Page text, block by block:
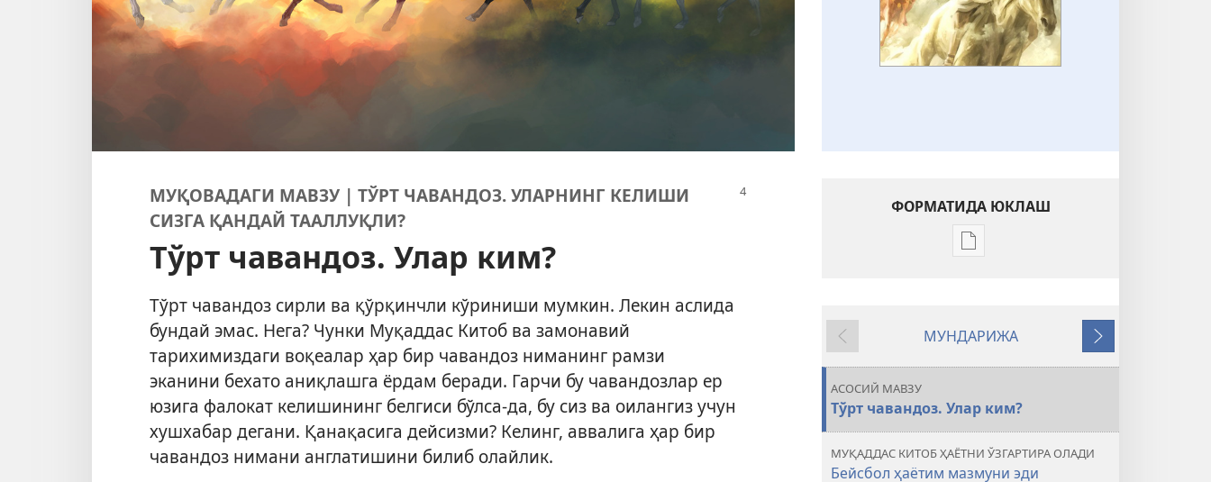
МУҚОВАДАГИ МАВЗУ | ТЎРТ ЧАВАНДОЗ. УЛАРНИНГ КЕЛИШИ
СИЗГА ҚАНДАЙ ТААЛЛУҚЛИ?
Тўрт чавандоз. Улар ким?
Тўрт чавандоз сирли ва қўрқинчли кўриниши мумкин. Лекин аслида
бундай эмас. Нега? Чунки Муқаддас Китоб ва замонавий
тарихимиздаги воқеалар ҳар бир чавандоз ниманинг рамзи
эканини бехато аниқлашга ёрдам беради. Гарчи бу чавандозлар ер
юзига фалокат келишининг белгиси бўлса-да, бу сиз ва оилангиз учун
хушхабар дегани. Қанақасига дейсизми? Келинг, аввалига ҳар бир
чавандоз нимани англатишини билиб олайлик.
ФОРМАТИДА ЮКЛАШ
Электрон
олиш
МИНОРАСИ
No. 3
2017
Орқага
МУНДАРИЖА
Кейингиси
АСОСИЙ МАВЗУ
Тўрт чавандоз. Улар ким?
МУҚАДДАС КИТОБ ҲАЁТНИ ЎЗГАРТИРА ОЛАДИ
Бейсбол ҳаётим мазмуни эди